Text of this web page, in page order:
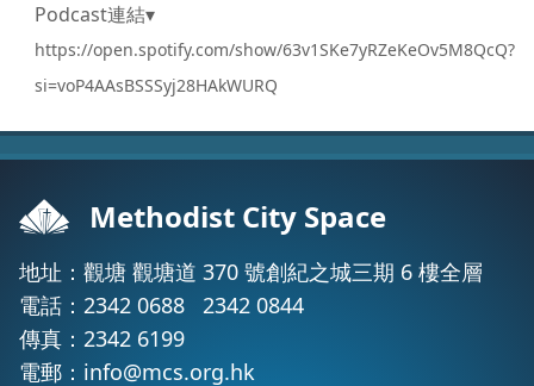
Podcast連結▾
https://open.spotify.com/show/63v1SKe7yRZeKeOv5M8QcQ?
si=voP4AAsBSSSyj28HAkWURQ
Methodist City Space
地址：觀塘 觀塘道 370 號創紀之城三期 6 樓全層
電話： 2342 0688
2342 0844
傳真：2342 6199
電郵： info@mcs.org.hk